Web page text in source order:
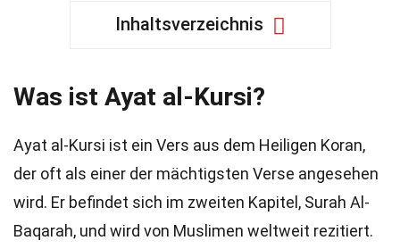
Inhaltsverzeichnis
Was ist Ayat al-Kursi?
Ayat al-Kursi ist ein Vers aus dem Heiligen Koran,
der oft als einer der mächtigsten Verse angesehen
wird. Er befindet sich im zweiten Kapitel, Surah Al-
Baqarah, und wird von Muslimen weltweit rezitiert.